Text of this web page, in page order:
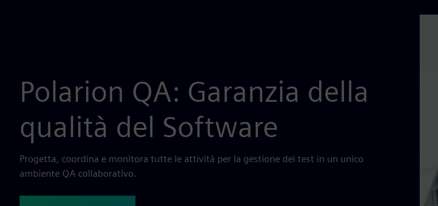
Polarion QA: Garanzia della
qualità del Software
Progetta, coordina e monitora tutte le attività per la gestione dei test in un unico
ambiente QA collaborativo.